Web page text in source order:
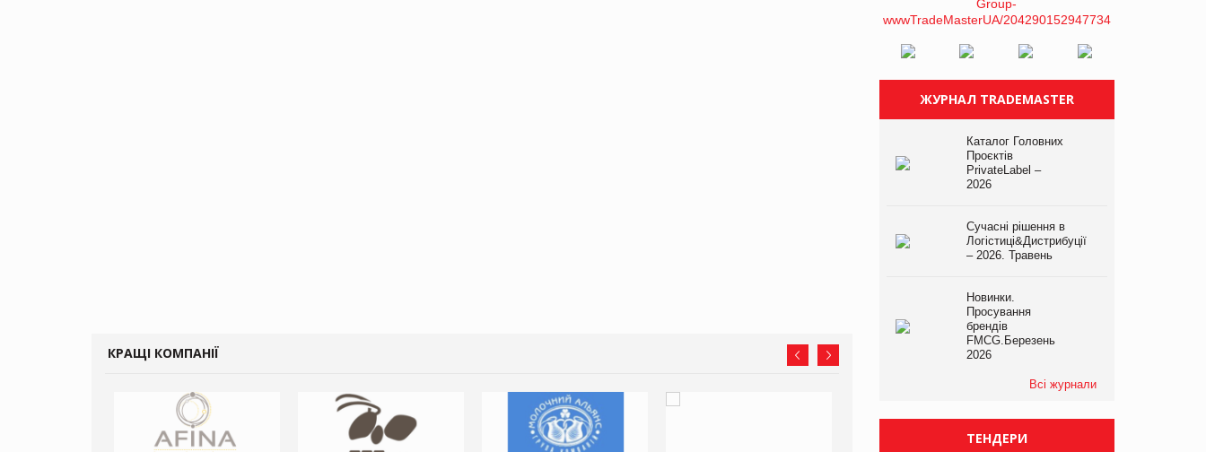
КРАЩІ КОМПАНІЇ
ЖУРНАЛ TRADEMASTER
Каталог Головних
Проєктів
PrivateLabel –
2026
Сучасні рішення в
Логістиці&Дистрибуції
– 2026. Травень
Новинки.
Просування
брендів
FMCG.Березень
2026
Всі журнали
ТЕНДЕРИ